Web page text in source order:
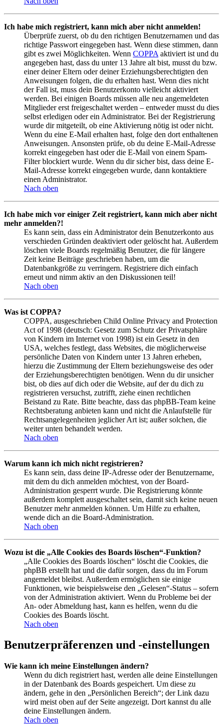
Ich habe mich registriert, kann mich aber nicht anmelden!
Überprüfe zuerst, ob du den richtigen Benutzernamen und das
richtige Passwort eingegeben hast. Wenn diese stimmen, dann
gibt es zwei Möglichkeiten. Wenn COPPA aktiviert ist und du
angegeben hast, dass du unter 13 Jahre alt bist, musst du bzw.
einer deiner Eltern oder deiner Erziehungsberechtigten den
Anweisungen folgen, die du erhalten hast. Wenn dies nicht
der Fall ist, muss dein Benutzerkonto vielleicht aktiviert
werden. Bei einigen Boards müssen alle neu angemeldeten
Mitglieder erst freigeschaltet werden – entweder musst du dies
selbst erledigen oder ein Administrator. Bei der Registrierung
wurde dir mitgeteilt, ob eine Aktivierung nötig ist oder nicht.
Wenn du eine E-Mail erhalten hast, folge den dort enthaltenen
Anweisungen. Ansonsten prüfe, ob du deine E-Mail-Adresse
korrekt eingegeben hast oder die E-Mail von einem Spam-
Filter blockiert wurde. Wenn du dir sicher bist, dass deine E-
Mail-Adresse korrekt eingegeben wurde, dann kontaktiere
einen Administrator.
Nach oben
Ich habe mich vor einiger Zeit registriert, kann mich aber nicht
mehr anmelden?!
Es kann sein, dass ein Administrator dein Benutzerkonto aus
verschieden Gründen deaktiviert oder gelöscht hat. Außerdem
löschen viele Boards regelmäßig Benutzer, die für längere
Zeit keine Beiträge geschrieben haben, um die
Datenbankgröße zu verringern. Registriere dich einfach
erneut und nimm aktiv an den Diskussionen teil!
Nach oben
Was ist COPPA?
COPPA, ausgeschrieben Child Online Privacy and Protection
Act of 1998 (deutsch: Gesetz zum Schutz der Privatsphäre
von Kindern im Internet von 1998) ist ein Gesetz in den
USA, welches festlegt, dass Websites, die möglicherweise
persönliche Daten von Kindern unter 13 Jahren erheben,
hierzu die Zustimmung der Eltern beziehungsweise des oder
der Erziehungsberechtigten benötigen. Wenn du dir unsicher
bist, ob dies auf dich oder die Website, auf der du dich zu
registrieren versuchst, zutrifft, ziehe einen rechtlichen
Beistand zu Rate. Bitte beachte, dass das phpBB-Team keine
Rechtsberatung anbieten kann und nicht die Anlaufstelle für
Rechtsangelegenheiten jeglicher Art ist; außer solchen, die
weiter unten behandelt werden.
Nach oben
Warum kann ich mich nicht registrieren?
Es kann sein, dass deine IP-Adresse oder der Benutzername,
mit dem du dich anmelden möchtest, von der Board-
Administration gesperrt wurde. Die Registrierung könnte
außerdem komplett ausgeschaltet sein, damit sich keine neuen
Benutzer mehr anmelden können. Um Hilfe zu erhalten,
wende dich an die Board-Administration.
Nach oben
Wozu ist die „Alle Cookies des Boards löschen“-Funktion?
„Alle Cookies des Boards löschen“ löscht die Cookies, die
phpBB erstellt hat und die dafür sorgen, dass du im Forum
angemeldet bleibst. Außerdem ermöglichen sie einige
Funktionen, wie beispielsweise den „Gelesen“-Status – sofern
von der Administration aktiviert. Wenn du Probleme bei der
An- oder Abmeldung hast, kann es helfen, wenn du die
Cookies des Boards löscht.
Nach oben
Benutzerpräferenzen und -einstellungen
Wie kann ich meine Einstellungen ändern?
Wenn du dich registriert hast, werden alle deine Einstellungen
in der Datenbank des Boards gespeichert. Um diese zu
ändern, gehe in den „Persönlichen Bereich“; der Link dazu
wird meist oben auf der Seite angezeigt. Dort kannst du alle
deine Einstellungen ändern.
Nach oben